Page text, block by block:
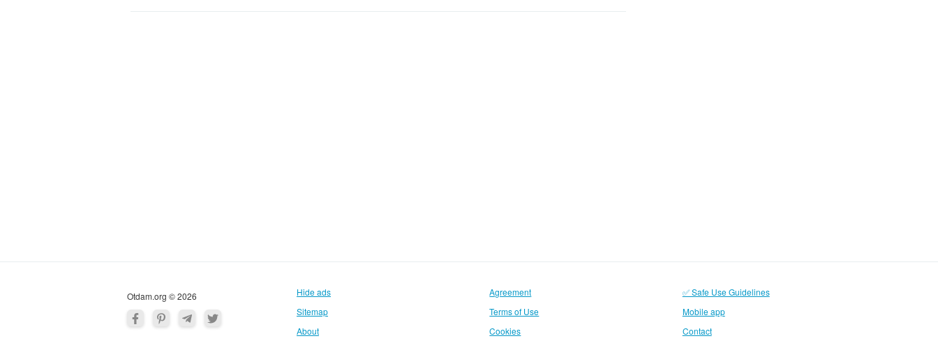
Otdam.org © 2026
Hide ads
Sitemap
About
Agreement
Terms of Use
Cookies
✅ Safe Use Guidelines
Mobile app
Contact